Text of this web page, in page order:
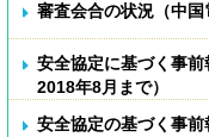
審査会合の状況（中国
安全協定に基づく事
2018年8月まで）
安全協定の基づく事